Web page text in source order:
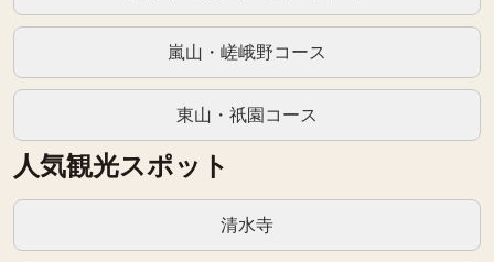
嵐山・嵯峨野コース
東山・祇園コース
人気観光スポット
清水寺